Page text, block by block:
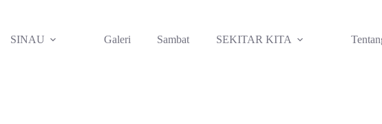
SINAU Galeri Sambat SEKITAR KITA